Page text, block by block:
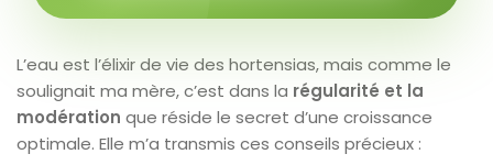
L’eau est l’élixir de vie des hortensias, mais comme le
soulignait ma mère, c’est dans la régularité et la
modération que réside le secret d’une croissance
optimale. Elle m’a transmis ces conseils précieux :